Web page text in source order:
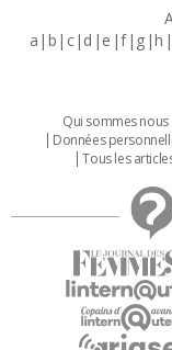
a b c d e f g h
Qui sommes nous
Données
Tous les